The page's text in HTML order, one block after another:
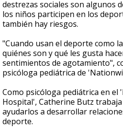
2
minutes,
14
destrezas sociales son algunos
los niños participen en los
también hay riesgos.
"Cuando usan el deporte como
quiénes son y qué les gusta
sentimientos de agotamiento",
psicóloga pediátrica de
Como psicóloga pediátrica en el
Hospital', Catherine Butz
ayudarlos a desarrollar
deporte.